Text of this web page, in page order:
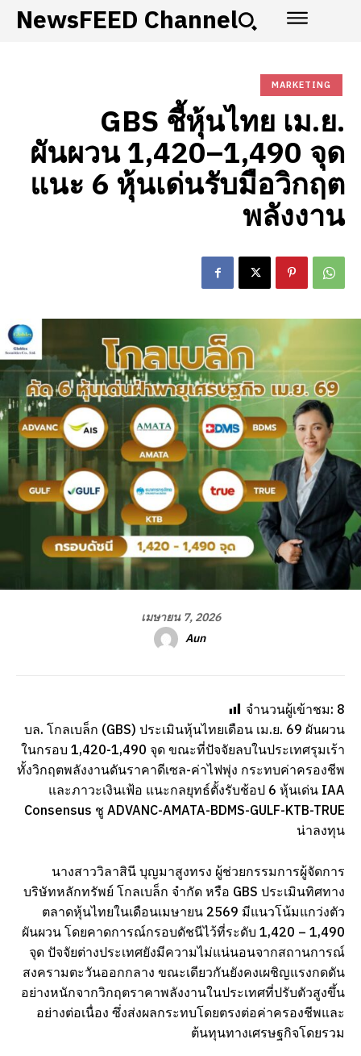
NewsFEED Channel
MARKETING
GBS ชี้หุ้นไทย เม.ย.
ผันผวน 1,420–1,490 จุด
แนะ 6 หุ้นเด่นรับมือวิกฤต
พลังงาน
เมษายน 7, 2026
Aun
จำนวนผู้เข้าชม: 8
บล. โกลเบล็ก (GBS) ประเมินหุ้นไทยเดือน เม.ย. 69 ผันผวน
ในกรอบ 1,420-1,490 จุด ขณะที่ปัจจัยลบในประเทศรุมเร้า
ทั้งวิกฤตพลังงานดันราคาดีเซล-ค่าไฟพุ่ง กระทบค่าครองชีพ
และภาวะเงินเฟ้อ แนะกลยุทธ์ตั้งรับช้อป 6 หุ้นเด่น IAA
Consensus ชู ADVANC-AMATA-BDMS-GULF-KTB-TRUE
น่าลงทุน
นางสาววิลาสินี บุญมาสูงทรง ผู้ช่วยกรรมการผู้จัดการ
บริษัทหลักทรัพย์ โกลเบล็ก จำกัด หรือ GBS ประเมินทิศทาง
ตลาดหุ้นไทยในเดือนเมษายน 2569 มีแนวโน้มแกว่งตัว
ผันผวน โดยคาดการณ์กรอบดัชนีไว้ที่ระดับ 1,420 – 1,490
จุด ปัจจัยต่างประเทศยังมีความไม่แน่นอนจากสถานการณ์
สงครามตะวันออกกลาง ขณะเดียวกันยังคงเผชิญแรงกดดัน
อย่างหนักจากวิกฤตราคาพลังงานในประเทศที่ปรับตัวสูงขึ้น
อย่างต่อเนื่อง ซึ่งส่งผลกระทบโดยตรงต่อค่าครองชีพและ
ต้นทุนทางเศรษฐกิจโดยรวม